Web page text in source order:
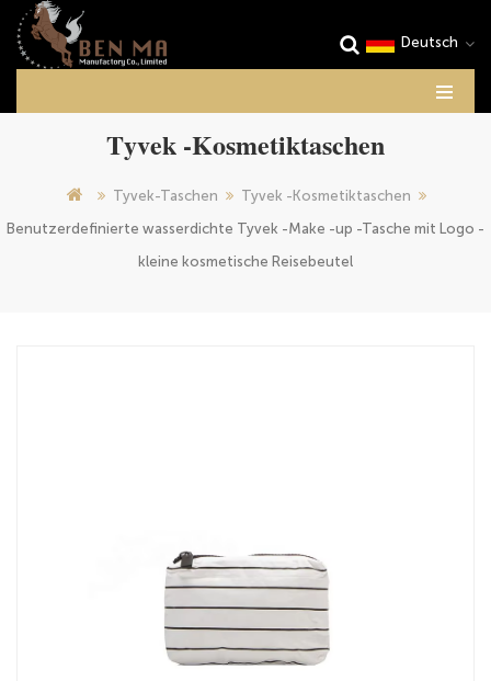
Deutsch
Tyvek -Kosmetiktaschen
Tyvek-Taschen
Tyvek -Kosmetiktaschen
Benutzerdefinierte wasserdichte Tyvek -Make -up -Tasche mit Logo -
kleine kosmetische Reisebeutel